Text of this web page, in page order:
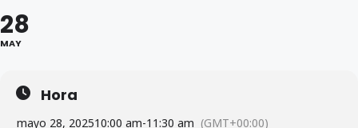
28
MAY
Hora
mayo 28, 202510:00 am-11:30 am (GMT+00:00)